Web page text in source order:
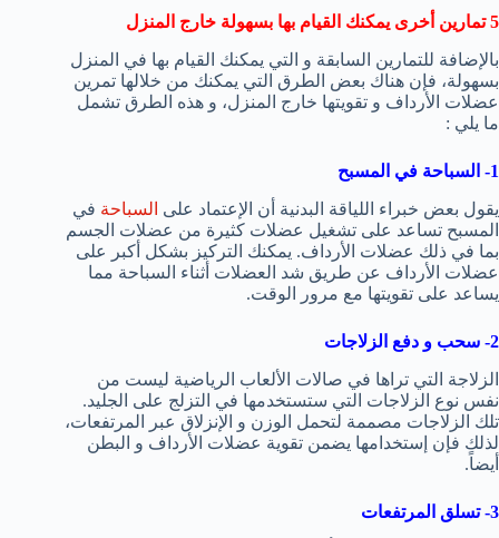
5 تمارين أخرى يمكنك القيام بها بسهولة خارج المنزل
بالإضافة للتمارين السابقة و التي يمكنك القيام بها في المنزل
بسهولة، فإن هناك بعض الطرق التي يمكنك من خلالها تمرين
عضلات الأرداف و تقويتها خارج المنزل، و هذه الطرق تشمل
ما يلي :
1- السباحة في المسبح
يقول بعض خبراء اللياقة البدنية أن الإعتماد على السباحة في
المسبح تساعد على تشغيل عضلات كثيرة من عضلات الجسم
بما في ذلك عضلات الأرداف. يمكنك التركيز بشكل أكبر على
عضلات الأرداف عن طريق شد العضلات أثناء السباحة مما
يساعد على تقويتها مع مرور الوقت.
2- سحب و دفع الزلاجات
الزلاجة التي تراها في صالات الألعاب الرياضية ليست من
نفس نوع الزلاجات التي ستستخدمها في التزلج على الجليد.
تلك الزلاجات مصممة لتحمل الوزن و الإنزلاق عبر المرتفعات،
لذلك فإن إستخدامها يضمن تقوية عضلات الأرداف و البطن
أيضاً.
3- تسلق المرتفعات